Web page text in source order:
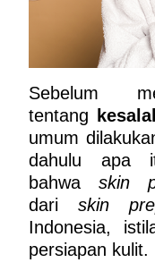
Sebelum
tentang
umum
dahulu apa
bahwa skin
dari skin
Indonesia,
persiapan kulit.